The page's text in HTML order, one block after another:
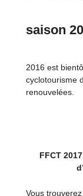
saison
2016 est
cyclotourisme
renouvelées.
FFCT
Vous